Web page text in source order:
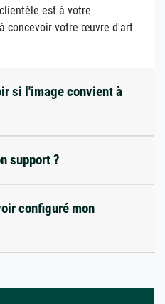
est à votre
concevoir votre œuvre d'art
si l'image convient à
support ?
configuré mon